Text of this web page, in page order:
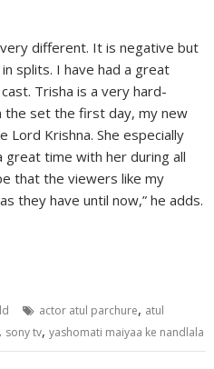
very different. It is negative but
splits. I have had a great
Trisha is a very hard-
the set the first day, my new
Lord Krishna. She especially
great time with her during all
that the viewers like my
they have until now,” he adds.
actor atul parchure, atul
, sony tv,yashomati maiyaa ke nandlala